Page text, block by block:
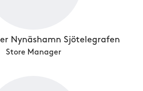
Nynäshamn Sjötelegrafen
Store Manager